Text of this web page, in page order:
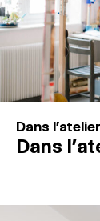
Recherche
Connexion
Dans
Dans